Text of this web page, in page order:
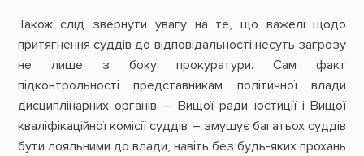
Також слід звернути увагу на те, що важелі щодо
притягнення суддів до відповідальності несуть загрозу
не лише з боку прокуратури. Сам факт
підконтрольності представникам політичної влади
дисциплінарних органів – Вищої ради юстиції і Вищої
кваліфікаційної комісії суддів – змушує багатьох суддів
бути лояльними до влади, навіть без будь-яких прохань